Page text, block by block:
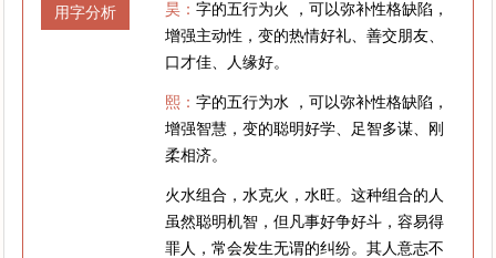
用字分析 昊：字的五行为火 ，可以弥补性格缺陷，
增强主动性，变的热情好礼、善交朋友、
口才佳、人缘好。
熙：字的五行为水 ，可以弥补性格缺陷，
增强智慧，变的聪明好学、足智多谋、刚
柔相济。
火水组合，水克火，水旺。这种组合的人
虽然聪明机智，但凡事好争好斗，容易得
罪人，常会发生无谓的纠纷。其人意志不